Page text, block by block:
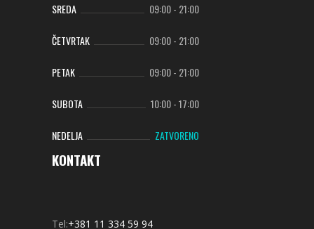
SREDA 09:00- 21:00
ČETVRTAK 09:00- 21:00
PETAK 09:00- 21:00
SUBOTA 10:00-17:00
NEDELJA ZATVORENO
KONTAKT
Tel:+381 11 334 59 94